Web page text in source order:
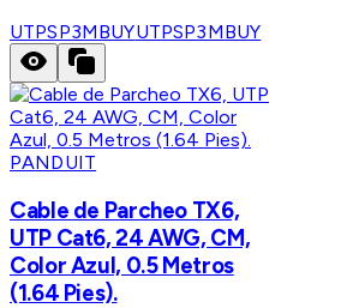
UTPSP3MBUYUTPSP3MBUY
PANDUIT
Cable de Parcheo TX6,
UTP Cat6, 24 AWG, CM,
Color Azul, 0.5 Metros
(1.64 Pies).